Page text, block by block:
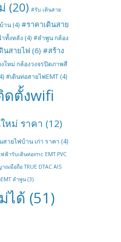
(20) #รับ เดินสาย
าน (4) #ราคาเดินสาย
ทั้งหลัง (4) #ลำพูน กล้อง
นสายไฟ (6) #สร้าง
งใหม่ กล้องวงจรปิดภาพสี
#เดินท่อสายไฟEMT (4)
ดตั้งwifi
หม่ ราคา (12)
สายไฟบ้าน เก่า ราคา (4)
ฟฟ้ารับเดินท่อimc EMT PVC
มือถือ TRUE DTAC AIS
ลำพูน (3)
ได้ (51)